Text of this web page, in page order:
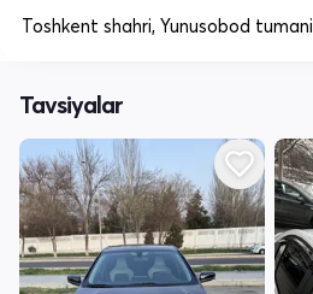
Toshkent shahri, Yunusobod tumani
Tavsiyalar